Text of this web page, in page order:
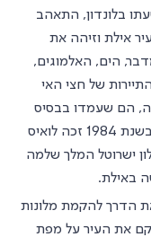
בלונדון, התאהב
של העיר אילת וזיהה את
הים, האלמוגים,
של חצי האי
הם שעמדו בבסיס
חזונו להפוך את אילת למרכז תיירות ונופש. בשנת 1984 זכה לואיס
ישרוטל המלך שלמה
באילת.
הדרך להקמת מלונות
את העיר על מפת